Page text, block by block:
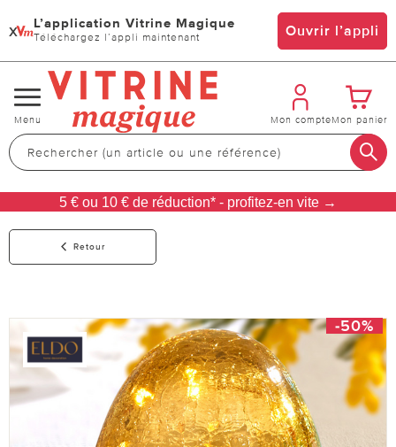
x L’application Vitrine Magique
Téléchargez l’appli maintenant Ouvrir l’appli
Changer
de
navigation
Menu Mon compteMon panier
5 € ou 10 € de réduction* - profitez-en vite →
Retour
-50%